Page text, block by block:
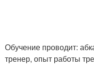
Обучение проводит:
тренер, опыт работы